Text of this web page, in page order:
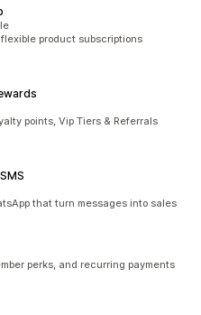
product subscriptions
points, Vip Tiers & Referrals
that turn messages into sales
perks, and recurring payments